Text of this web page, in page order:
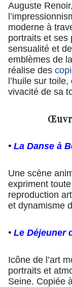
Auguste
moderne à
portraits et ses
sensualité et
emblèmes de
réalise des
l’huile sur
vivacité de sa
• La Danse à
Une scène
expriment
reproduction
et dynamisme
• Le Déjeuner
Icône de l’art
portraits et
Seine. Copiée